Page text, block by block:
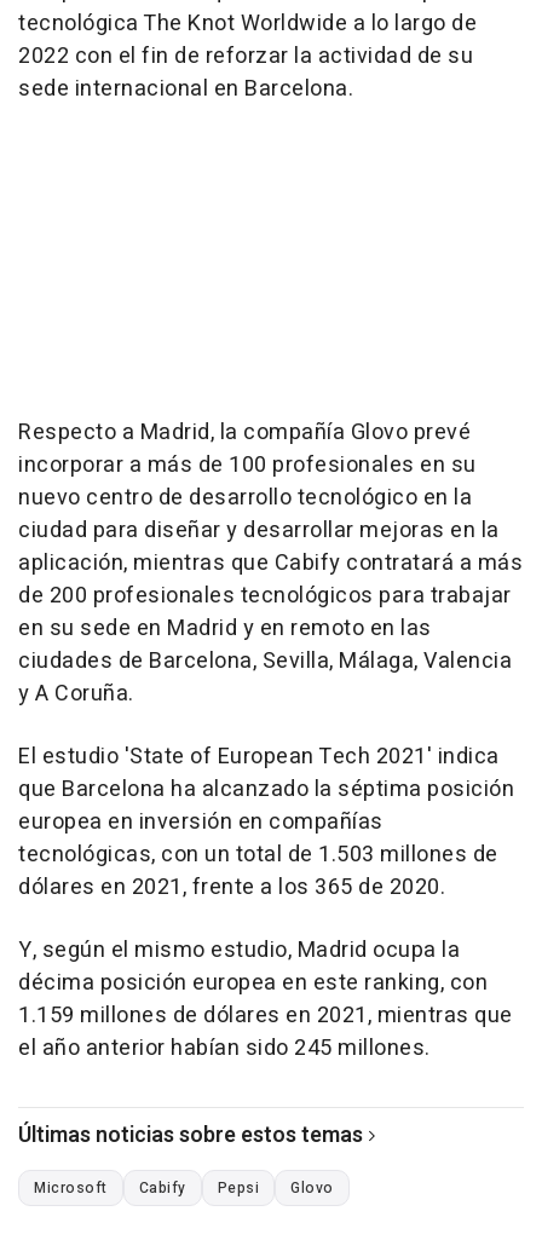
tecnológica The Knot Worldwide a lo largo de
2022 con el fin de reforzar la actividad de su
sede internacional en Barcelona.
Respecto a Madrid, la compañía Glovo prevé
incorporar a más de 100 profesionales en su
nuevo centro de desarrollo tecnológico en la
ciudad para diseñar y desarrollar mejoras en la
aplicación, mientras que Cabify contratará a más
de 200 profesionales tecnológicos para trabajar
en su sede en Madrid y en remoto en las
ciudades de Barcelona, Sevilla, Málaga, Valencia
y A Coruña.
El estudio 'State of European Tech 2021' indica
que Barcelona ha alcanzado la séptima posición
europea en inversión en compañías
tecnológicas, con un total de 1.503 millones de
dólares en 2021, frente a los 365 de 2020.
Y, según el mismo estudio, Madrid ocupa la
décima posición europea en este ranking, con
1.159 millones de dólares en 2021, mientras que
el año anterior habían sido 245 millones.
Últimas noticias sobre estos temas
Microsoft Cabify Pepsi Glovo